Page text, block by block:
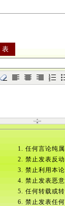
1. 任何言论纯
2. 禁止发表反
3. 禁止利用本
4. 禁止发表恶
5. 任何转载或
6. 禁止发表任